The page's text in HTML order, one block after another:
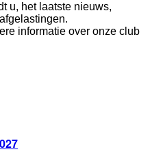
u, het laatste nieuws,
informatie over onze club